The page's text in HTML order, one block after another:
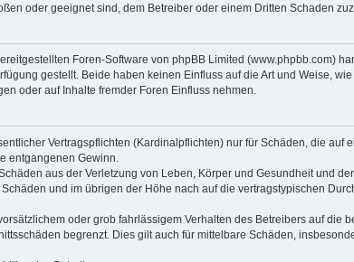
oder geeignet sind, dem Betreiber oder einem Dritten Schaden
Foren-Software von phpBB Limited (www.phpbb.com)
gestellt. Beide haben keinen Einfluss auf die Art und Weise,
oder auf Inhalte fremder Foren Einfluss nehmen.
Vertragspflichten (Kardinalpflichten) nur für Schäden, die auf
entgangenen Gewinn.
aus der Verletzung von Leben, Körper und Gesundheit und
und im übrigen der Höhe nach auf die vertragstypischen
oder grob fahrlässigem Verhalten des Betreibers auf die
begrenzt. Dies gilt auch für mittelbare Schäden,